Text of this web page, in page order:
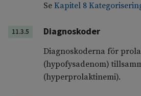
Se Kapitel 8
11.3.5 Diagnoskoder
Diagnoskoderna för
(hypofysadenom)
(hyperprolaktinemi).